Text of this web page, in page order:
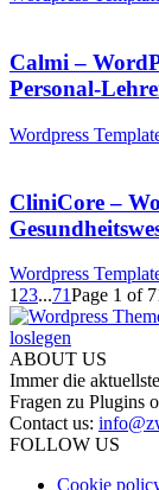
Calmi –
Personal-
Wordpress
CliniCore –
Wordpress
1 23...71Page 1 of
ABOUT US
Immer die
Fragen zu Plugins
Contact us:
FOLLOW US
Cookie